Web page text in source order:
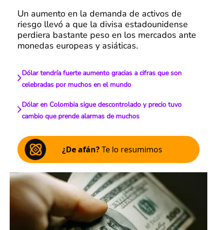
Un aumento en la demanda de activos de
riesgo llevó a que la divisa estadounidense
perdiera bastante peso en los mercados ante
monedas europeas y asiáticas.
Dólar tendría fuerte aumento gracias a cifras que son
celebradas por muchos en el mundo
Dólar en Colombia sigue descontrolado y precio tuvo
cambio que prende alarmas de muchos
¿De afán?Te lo resumimos